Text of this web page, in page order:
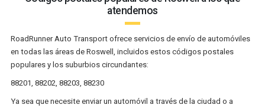
atendemos
RoadRunner Auto Transport ofrece servicios de envío de automóviles
en todas las áreas de Roswell, incluidos estos códigos postales
populares y los suburbios circundantes:
88201, 88202, 88203, 88230
Ya sea que necesite enviar un automóvil a través de la ciudad o a